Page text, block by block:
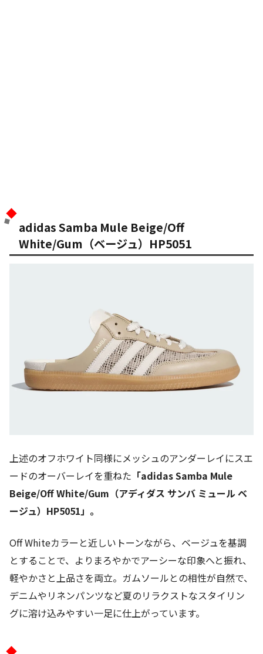
adidas Samba Mule Beige/Off
White/Gum（ベージュ）HP5051
上述のオフホワイト同様にメッシュのアンダーレイにスエ
ードのオーバーレイを重ねた 「adidas Samba Mule
Beige/Off White/Gum（アディダス サンバ ミュール ベ
ージュ）HP5051」。
Off Whiteカラーと近しいトーンながら、ベージュを基調
とすることで、よりまろやかでアーシーな印象へと振れ、
軽やかさと上品さを両立。ガムソールとの相性が自然で、
デニムやリネンパンツなど夏のリラクストなスタイリン
グに溶け込みやすい一足に仕上がっています。